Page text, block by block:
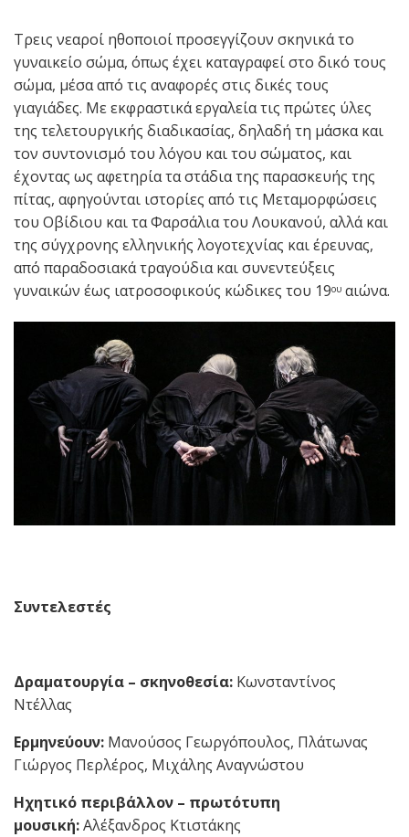
Τρεις νεαροί ηθοποιοί προσεγγίζουν σκηνικά το
γυναικείο σώμα, όπως έχει καταγραφεί στο δικό τους
σώμα, μέσα από τις αναφορές στις δικές τους
γιαγιάδες. Με εκφραστικά εργαλεία τις πρώτες ύλες
της τελετουργικής διαδικασίας, δηλαδή τη μάσκα και
τον συντονισμό του λόγου και του σώματος, και
έχοντας ως αφετηρία τα στάδια της παρασκευής της
πίτας, αφηγούνται ιστορίες από τις Μεταμορφώσεις
του Οβίδιου και τα Φαρσάλια του Λουκανού, αλλά και
της σύγχρονης ελληνικής λογοτεχνίας και έρευνας,
από παραδοσιακά τραγούδια και συνεντεύξεις
γυναικών έως ιατροσοφικούς κώδικες του 19ου αιώνα.
Συντελεστές
Δραματουργία – σκηνοθεσία: Κωνσταντίνος
Ντέλλας
Ερμηνεύουν: Μανούσος Γεωργόπουλος, Πλάτωνας
Γιώργος Περλέρος, Μιχάλης Αναγνώστου
Ηχητικό περιβάλλον – πρωτότυπη
μουσική:Αλέξανδρος Κτιστάκης